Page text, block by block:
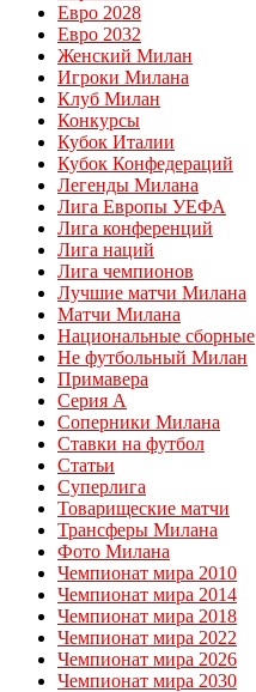
Евро 2028
Евро 2032
Женский Милан
Игроки Милана
Клуб Милан
Конкурсы
Кубок Италии
Кубок Конфедераций
Легенды Милана
Лига Европы УЕФА
Лига конференций
Лига наций
Лига чемпионов
Лучшие матчи Милана
Матчи Милана
Национальные сборные
Не футбольный Милан
Примавера
Серия А
Соперники Милана
Ставки на футбол
Статьи
Суперлига
Товарищеские матчи
Трансферы Милана
Фото Милана
Чемпионат мира 2010
Чемпионат мира 2014
Чемпионат мира 2018
Чемпионат мира 2022
Чемпионат мира 2026
Чемпионат мира 2030